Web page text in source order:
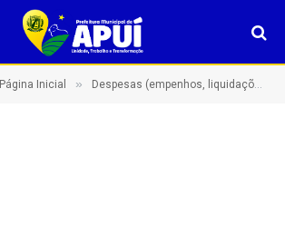
Página Inicial » Despesas (empenhos, liquidações e pagamentos)